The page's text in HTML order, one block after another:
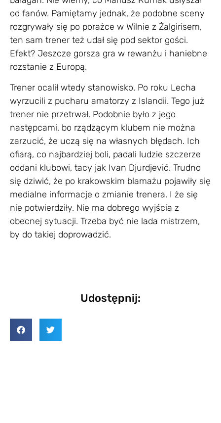
od fanów. Pamiętamy jednak, że podobne sceny
rozgrywały się po porażce w Wilnie z Żalgirisem,
ten sam trener też udał się pod sektor gości.
Efekt? Jeszcze gorsza gra w rewanżu i haniebne
rozstanie z Europą.
Trener ocalił wtedy stanowisko. Po roku Lecha
wyrzucili z pucharu amatorzy z Islandii. Tego już
trener nie przetrwał. Podobnie było z jego
następcami, bo rządzącym klubem nie można
zarzucić, że uczą się na własnych błędach. Ich
ofiarą, co najbardziej boli, padali ludzie szczerze
oddani klubowi, tacy jak Ivan Djurdjević. Trudno
się dziwić, że po krakowskim blamażu pojawiły się
medialne informacje o zmianie trenera. I że się
nie potwierdziły. Nie ma dobrego wyjścia z
obecnej sytuacji. Trzeba być nie lada mistrzem,
by do takiej doprowadzić.
Udostępnij: